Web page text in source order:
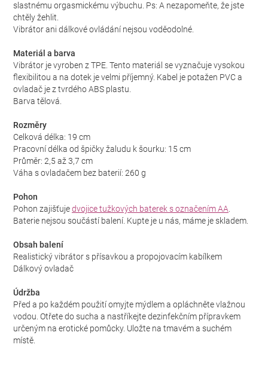
slastnému orgasmickému výbuchu. Ps: A nezapomeňte, že jste
chtěly žehlit.
Vibrátor ani dálkové ovládání nejsou voděodolné.
Materiál a barva
Vibrátor je vyroben z TPE. Tento materiál se vyznačuje vysokou
flexibilitou a na dotek je velmi příjemný. Kabel je potažen PVC a
ovladač je z tvrdého ABS plastu.
Barva tělová.
Rozměry
Celková délka: 19 cm
Pracovní délka od špičky žaludu k šourku: 15 cm
Průměr: 2,5 až 3,7 cm
Váha s ovladačem bez baterií: 260 g
Pohon
Pohon zajišťujedvojice tužkových baterek s označením AA.
Baterie nejsou součástí balení. Kupte je u nás, máme je skladem.
Obsah balení
Realistický vibrátor s přísavkou a propojovacím kabílkem
Dálkový ovladač
Údržba
Před a po každém použití omyjte mýdlem a opláchněte vlažnou
vodou. Otřete do sucha a nastříkejte dezinfekčním přípravkem
určeným na erotické pomůcky. Uložte na tmavém a suchém
místě.